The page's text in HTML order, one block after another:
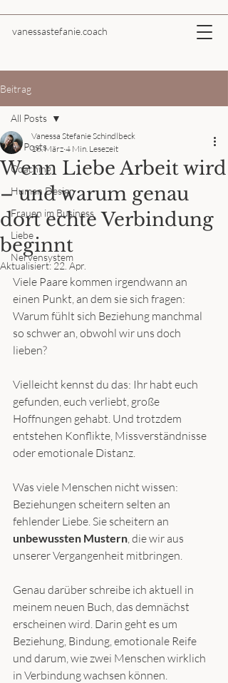
vanessastefanie.coach
Beitrag
All Posts
Coaching
Human Design
Frauen im Business
Liebe
Nervensystem
All Posts
Wenn Liebe Arbeit wird
– und warum genau
dort echte Verbindung
beginnt
Vanessa Stefanie Schindlbeck
16. März 4 Min. Lesezeit
Aktualisiert: 22. Apr.
Viele Paare kommen irgendwann an
einen Punkt, an dem sie sich fragen:
Warum fühlt sich Beziehung manchmal
so schwer an, obwohl wir uns doch
lieben?
Vielleicht kennst du das: Ihr habt euch
gefunden, euch verliebt, große
Hoffnungen gehabt. Und trotzdem
entstehen Konflikte, Missverständnisse
oder emotionale Distanz.
Was viele Menschen nicht wissen:
Beziehungen scheitern selten an
fehlender Liebe. Sie scheitern an
unbewussten Mustern, die wir aus
unserer Vergangenheit mitbringen.
Genau darüber schreibe ich aktuell in
meinem neuen Buch, das demnächst
erscheinen wird. Darin geht es um
Beziehung, Bindung, emotionale Reife
und darum, wie zwei Menschen wirklich
in Verbindung wachsen können.